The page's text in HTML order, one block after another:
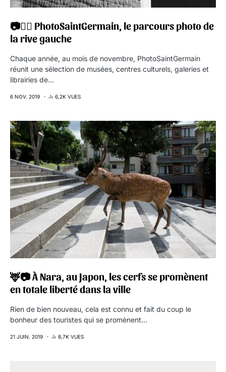
📷🚶‍♀️ PhotoSaintGermain, le parcours photo de
la rive gauche
Chaque année, au mois de novembre, PhotoSaintGermain
réunit une sélection de musées, centres culturels, galeries et
librairies de…
6 NOV. 2019 6,2K VUES
🦌📷 À Nara, au Japon, les cerfs se promènent
en totale liberté dans la ville
Rien de bien nouveau, cela est connu et fait du coup le
bonheur des touristes qui se promènent…
21 JUIN. 2019 8,7K VUES